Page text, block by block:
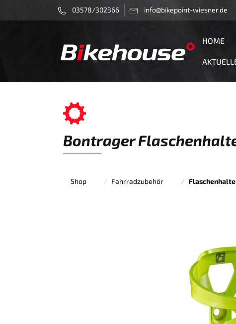
03578/302366 info@bikepoint-wiesner.de
HOME
Bontrager
Shop Fahrradzubehör